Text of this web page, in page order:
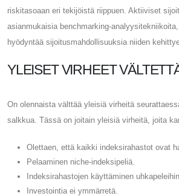
riskitasoaan eri tekijöistä riippuen. Aktiiviset
asianmukaisia ​​benchmarking-
hyödyntää sijoitusmahdollisuuksia niiden
YLEISET VIRHEET
On olennaista välttää yleisiä virheitä
salkkua. Tässä on joitain yleisiä virheitä, joita
Olettaen, että kaikki indeksirahastot ovat
Pelaaminen niche-indeksipeliä.
Indeksirahastojen käyttäminen
Investointia ei ymmärretä.